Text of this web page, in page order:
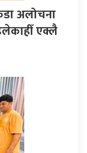
अलोचना
एक्लै